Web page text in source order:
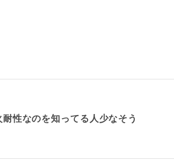
性なのを知ってる人少なそう